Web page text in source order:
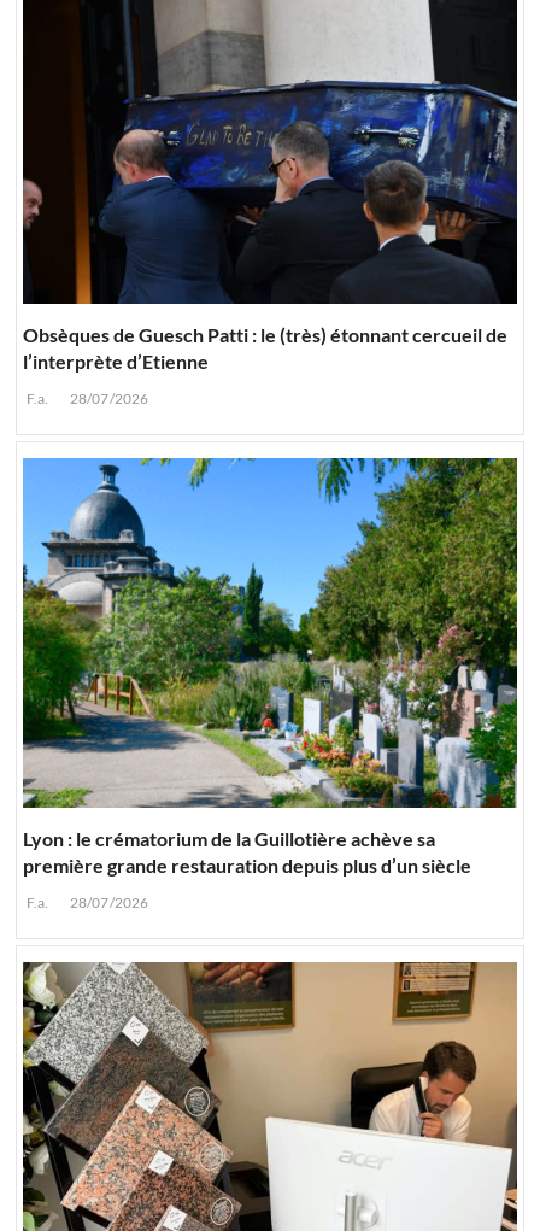
Obsèques de Guesch Patti : le (très) étonnant cercueil de
l’interprète d’Etienne
F.a. 28/07/2026
Lyon : le crématorium de la Guillotière achève sa
première grande restauration depuis plus d’un siècle
F.a. 28/07/2026